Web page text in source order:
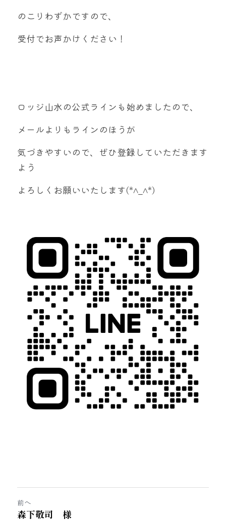
のこりわずかですので、
受付でお声かけください！
ロッジ山水の公式ラインも始めましたので、
メールよりもラインのほうが
気づきやすいので、ぜひ登録していただきます
よう
よろしくお願いいたします(*^_^*)
前へ
森下敬司 様